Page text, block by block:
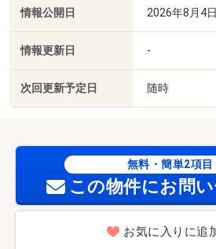
情報公開日 2026年8月4日
情報更新日 -
次回更新予定日 随時
無料・簡単2項目
この物件にお問
お気に入りに追